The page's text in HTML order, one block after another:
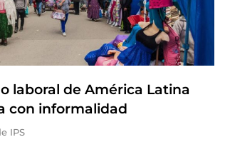
laboral de América Latina
con informalidad
IPS